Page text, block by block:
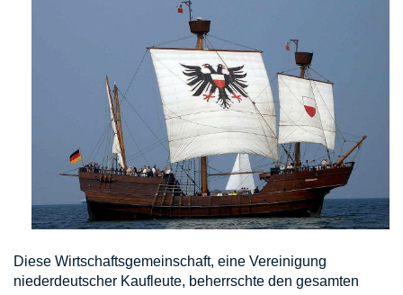
Diese Wirtschaftsgemeinschaft, eine Vereinigung
niederdeutscher Kaufleute, beherrschte den gesamten